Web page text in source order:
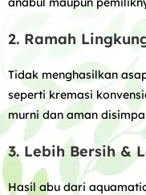
2. Ramah
Tidak menghasilkan
seperti kremasi
murni dan aman
3. Lebih Bersih &
Hasil abu dari